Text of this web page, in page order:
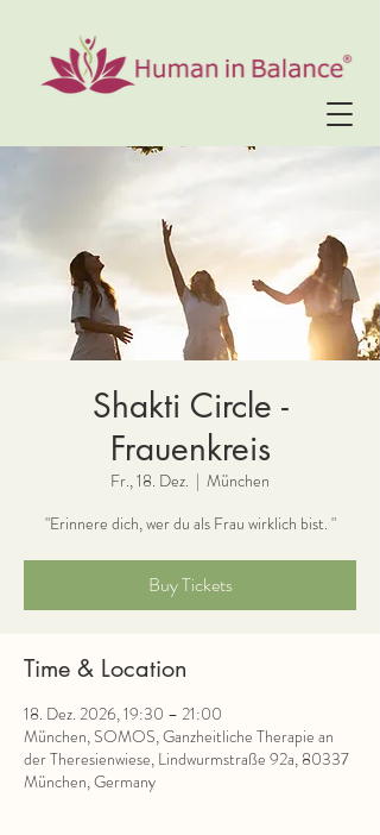
Shakti Circle -
Frauenkreis
Fr., 18. Dez.
  |
München
"Erinnere dich, wer du als Frau wirklich bist. "
Buy Tickets
Time & Location
18. Dez. 2026, 19:30 – 21:00
München, SOMOS, Ganzheitliche Therapie an
der Theresienwiese, Lindwurmstraße 92a, 80337
München, Germany